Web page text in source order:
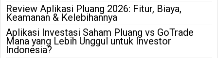
Review Aplikasi Pluang 2026: Fitur, Biaya,
Keamanan & Kelebihannya
Aplikasi Investasi Saham Pluang vs GoTrade
Mana yang Lebih Unggul untuk Investor
Indonesia?